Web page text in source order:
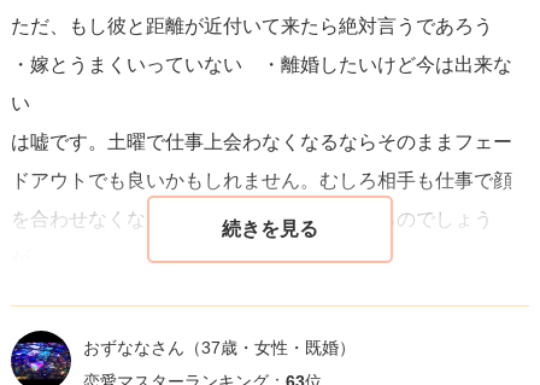
ただ、もし彼と距離が近付いて来たら絶対言うであろう
・嫁とうまくいっていない ・離婚したいけど今は出来な
い
は嘘です。土曜で仕事上会わなくなるならそのままフェー
ドアウトでも良いかもしれません。むしろ相手も仕事で顔
を合わせなくなるタイミングで誘って来てるのでしょう
おずななさん （37歳・女性・既婚）